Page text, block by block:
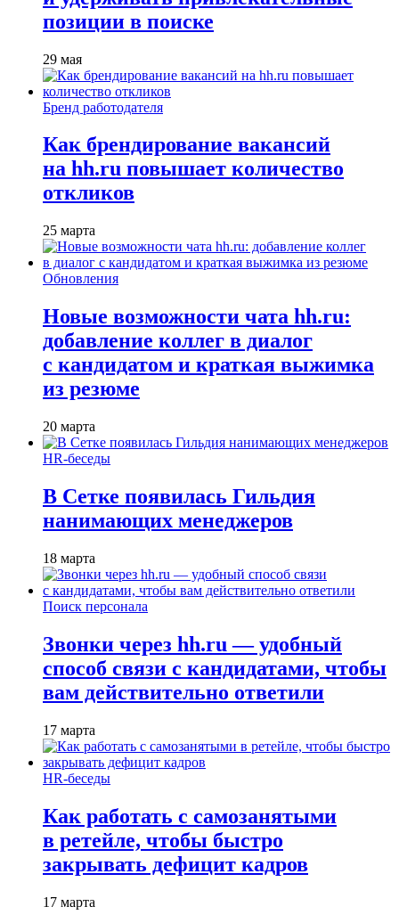
позиции в поиске
29 мая
Бренд работодателя
Как брендирование вакансий
на hh.ru повышает количество
откликов
25 марта
Обновления
Новые возможности чата hh.ru:
добавление коллег в диалог
с кандидатом и краткая выжимка
из резюме
20 марта
HR-беседы
В Сетке появилась Гильдия
нанимающих менеджеров
18 марта
Поиск персонала
Звонки через hh.ru — удобный
способ связи с кандидатами, чтобы
вам действительно ответили
17 марта
HR-беседы
Как работать с самозанятыми
в ретейле, чтобы быстро
закрывать дефицит кадров
17 марта